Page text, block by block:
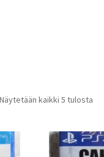
Näytetään kaikki 5 tulosta